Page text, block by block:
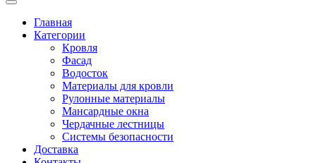
Open
ButtonГлавная
Категории
Кровля
Фасад
Водосток
Материалы для кровли
Рулонные материалы
Мансардные окна
Чердачные лестницы
Системы безопасности
Доставка